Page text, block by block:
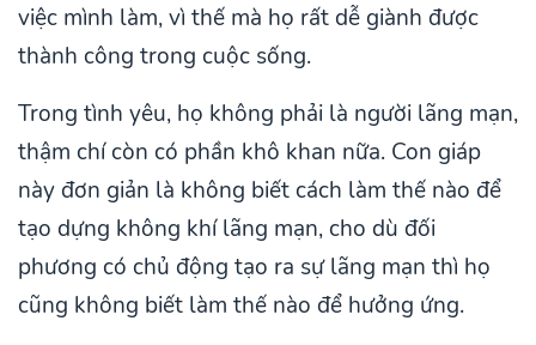
việc mình làm, vì thế mà họ rất dễ giành được
thành công trong cuộc sống.
Trong tình yêu, họ không phải là người lãng mạn,
thậm chí còn có phần khô khan nữa. Con giáp
này đơn giản là không biết cách làm thế nào để
tạo dựng không khí lãng mạn, cho dù đối
phương có chủ động tạo ra sự lãng mạn thì họ
cũng không biết làm thế nào để hưởng ứng.